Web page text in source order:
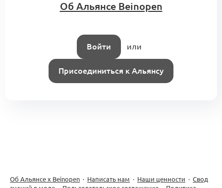
Об Альянсе Beinopen
Войти или
Присоединиться к Альянсу
Об Альянсе х Beinopen · Написать нам · Наши ценности · Свод